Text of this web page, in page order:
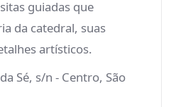
guiadas que
da catedral, suas
artísticos.
Sé, s/n - Centro, São